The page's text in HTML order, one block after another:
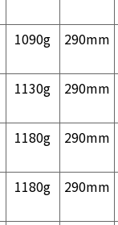
1090g 290mm
1130g 290mm
1180g 290mm
1180g 290mm